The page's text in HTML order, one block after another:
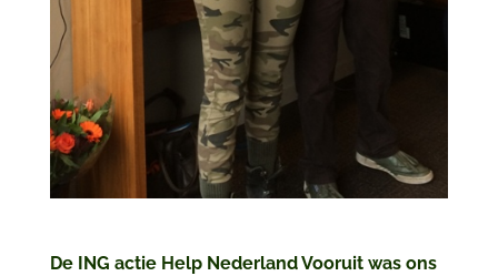
De ING actie Help Nederland Vooruit was ons